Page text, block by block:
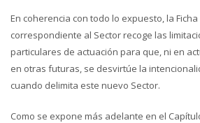
En coherencia con todo lo expuesto, la
correspondiente al Sector recoge las
particulares de actuación para que, ni en
en otras futuras, se desvirtúe la
cuando delimita este nuevo Sector.
Como se expone más adelante en el Capítulo